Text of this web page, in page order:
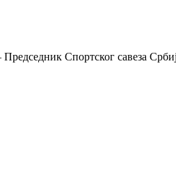
Спортског савеза